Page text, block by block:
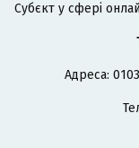
Cубєкт у сфері
Адреса: